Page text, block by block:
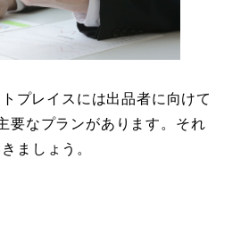
プレイスには出品者に向けて
要なプランがあります。それ
ましょう。